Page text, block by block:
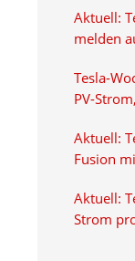
Aktuell:
melden
Tesla-
PV-
Aktuell:
Fusion
Aktuell:
Strom